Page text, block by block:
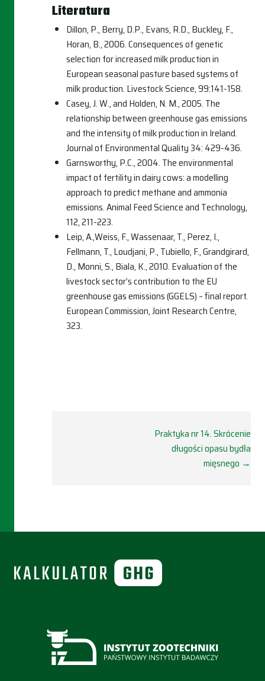
Literatura
Dillon, P., Berry, D.P., Evans, R.D., Buckley, F.,
Horan, B., 2006. Consequences of genetic
selection for increased milk production in
European seasonal pasture based systems of
milk production. Livestock Science, 99:141-158.
Casey, J. W., and Holden, N. M., 2005. The
relationship between greenhouse gas emissions
and the intensity of milk production in Ireland.
Journal of Environmental Quality 34: 429-436.
Garnsworthy, P.C., 2004. The environmental
impact of fertility in dairy cows: a modelling
approach to predict methane and ammonia
emissions. Animal Feed Science and Technology,
112, 211-223.
Leip, A.,Weiss, F., Wassenaar, T., Perez, I.,
Fellmann, T., Loudjani, P., Tubiello, F., Grandgirard,
D., Monni, S., Biala, K., 2010. Evaluation of the
livestock sector’s contribution to the EU
greenhouse gas emissions (GGELS) – final report.
European Commission, Joint Research Centre,
323.
Praktyka nr 14. Skrócenie
długości opasu bydła
mięsnego →